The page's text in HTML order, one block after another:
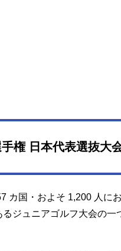
権 日本代表選抜大
カ国・およそ 1,200 人に
ジュニアゴルフ大会の一